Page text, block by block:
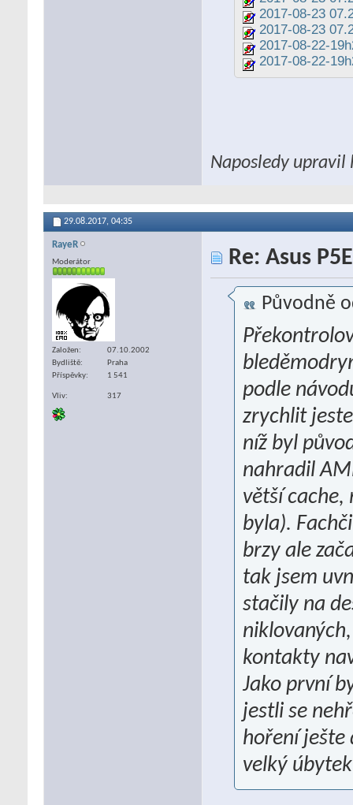
2017-08-23
2017-08-23
2017-08-22-
2017-08-22-
Naposledy upravil
29.08.2017, 04:35
RayeR
Moderátor
Založen
07.10.2002
Bydliště
Praha
Příspěvky
1 541
Vliv 317
Re: Asus
Původně
podle
zrychlit
níž byl
nahradil
větší cache,
byla).
brzy ale
tak jsem
stačily na
kontakty
Jako první
jestli se
hoření ješte
velký